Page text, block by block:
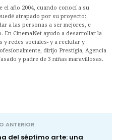
el año 2004, cuando conocí a su
atrapado por su proyecto:
a las personas a ser mejores, e
CinemaNet ayudo a desarrollar la
y redes sociales- y a reclutar y
dirijo Prestigia, Agencia
y padre de 3 niñas maravillosas.
ANTERIOR
del séptimo arte: una